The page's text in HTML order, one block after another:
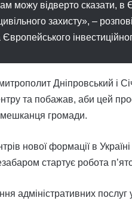
можу відверто сказати, в
захисту», –
Дніпровський і
та побажав, аби цей
громади.
нової формації в
стартує робота
адміністративних